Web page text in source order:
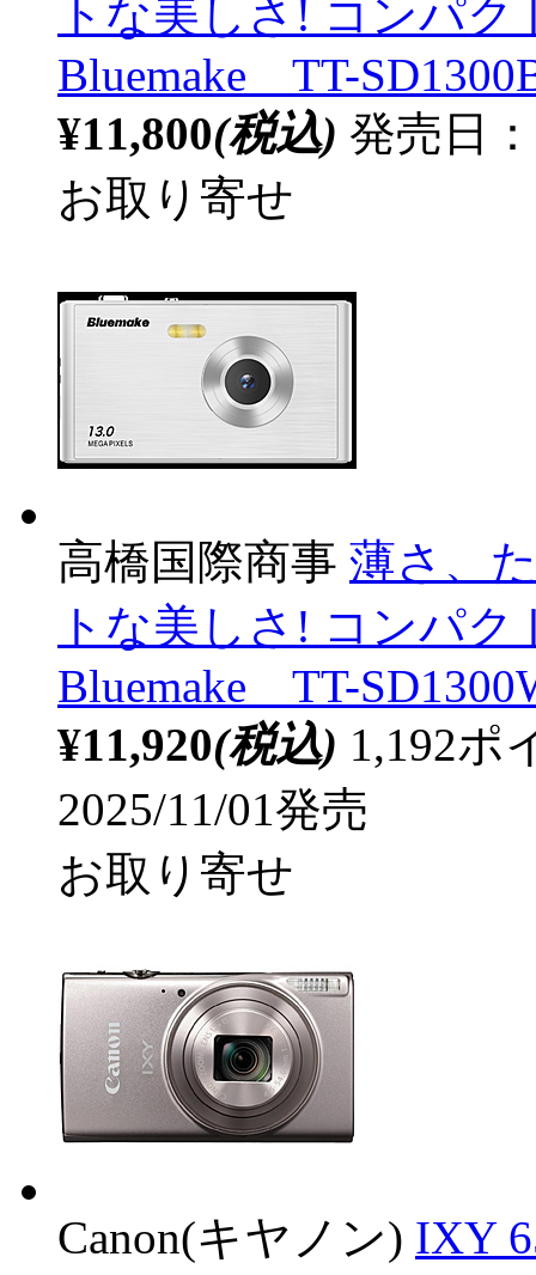
トな美しさ! コンパ
Bluemake TT-
¥11,800(税込) 発売日
お取り寄せ
高橋国際商事 薄さ、
トな美しさ! コンパ
Bluemake TT-
¥11,920(税込) 1,192ポ
2025/11/01発売
お取り寄せ
Canon(キヤノン) IXY